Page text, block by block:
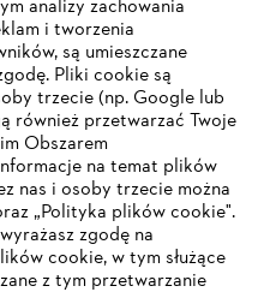
się
#STIHL
analizy zachowania
i tworzenia
są umieszczane
Pliki cookie są
trzecie (np. Google lub
również przetwarzać Twoje
Obszarem
na temat plików
nas i osoby trzecie można
„Polityka plików cookie".
zgodę na
cookie, w tym służące
z tym przetwarzanie